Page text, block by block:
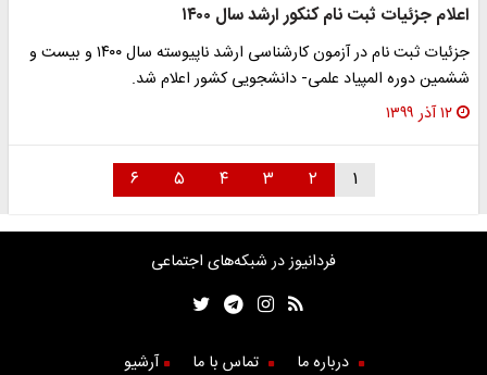
اعلام جزئیات ثبت نام کنکور ارشد سال ۱۴۰۰
جزئیات ثبت نام در آزمون کارشناسی ارشد ناپیوسته سال ۱۴۰۰ و بیست و
ششمین دوره المپیاد علمی- دانشجویی کشور اعلام شد.
۱۲ آذر ۱۳۹۹
۱ ۲ ۳ ۴ ۵ ۶
فردانیوز در شبکه‌های اجتماعی
درباره ما تماس با ما آرشیو